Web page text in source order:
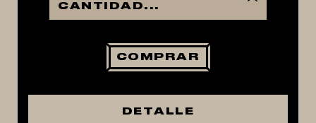
PRODUCTOS QUIMICOS Y ESPECIAS
COMPRAR
DETALLE